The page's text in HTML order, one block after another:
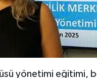
yönetimi eğitimi,